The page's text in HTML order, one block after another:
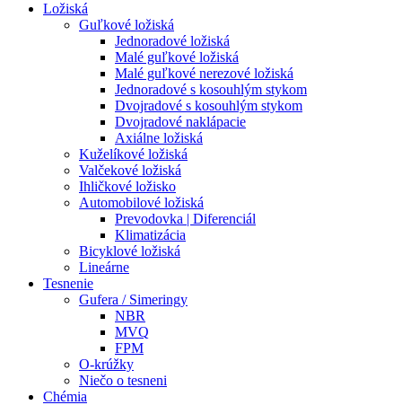
Ložiská
Guľkové ložiská
Jednoradové ložiská
Malé guľkové ložiská
Malé guľkové nerezové ložiská
Jednoradové s kosouhlým stykom
Dvojradové s kosouhlým stykom
Dvojradové naklápacie
Axiálne ložiská
Kuželíkové ložiská
Valčekové ložiská
Ihličkové ložisko
Automobilové ložiská
Prevodovka | Diferenciál
Klimatizácia
Bicyklové ložiská
Lineárne
Tesnenie
Gufera / Simeringy
NBR
MVQ
FPM
O-krúžky
Niečo o tesneni
Chémia